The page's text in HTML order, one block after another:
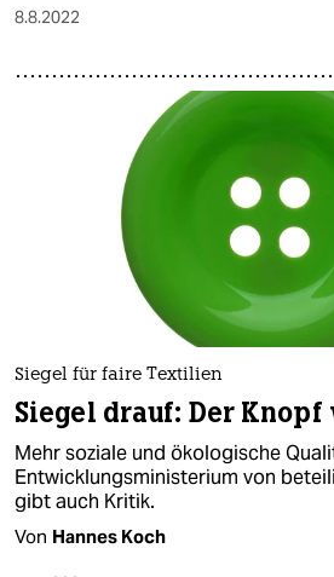
8.8.2022
Siegel für faire Textilien
Siegel drauf: Der
Mehr soziale und ökologische
Entwicklungsministerium von
gibt auch Kritik.
Von Hannes Koch